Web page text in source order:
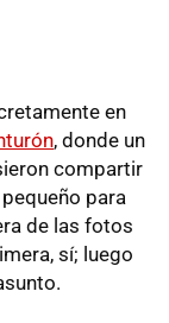
en
, donde un
compartir
para
de las fotos
sí; luego